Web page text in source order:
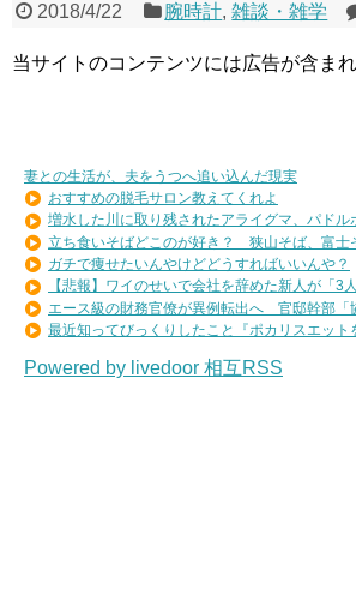
2018/4/22 腕時計,雑談・雑学
当サイトのコンテンツには広告が含まれ
妻との生活が、夫をうつへ追い込んだ現実
おすすめの脱毛サロン教えてくれよ
増水した川に取り残されたアライグマ、パドル
立ち食いそばどこのが好き？ 狭山そば、富士
ガチで痩せたいんやけどどうすればいいんや？
【悲報】ワイのせいで会社を辞めた新人が「3
エース級の財務官僚が異例転出へ 官邸幹部「
最近知ってびっくりしたこと『ポカリスエット
Powered by livedoor 相互RSS